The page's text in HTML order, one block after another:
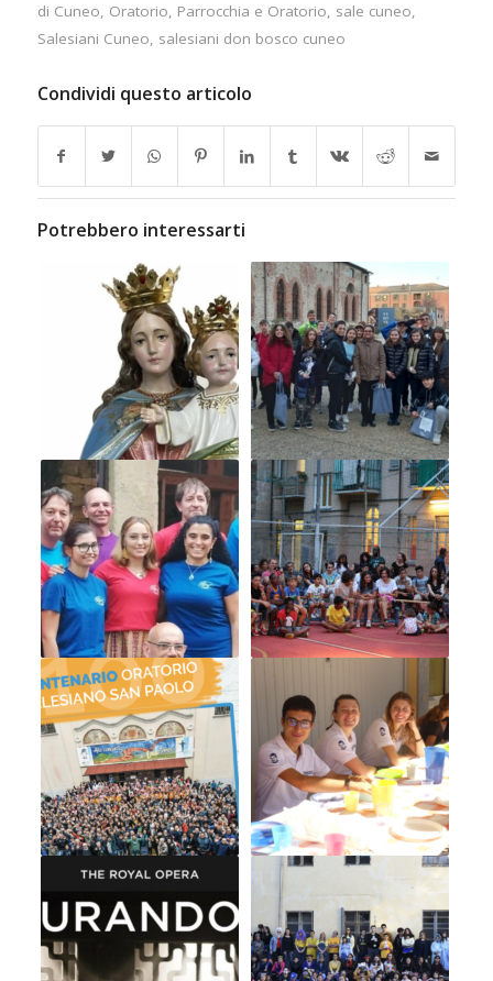
di Cuneo, Oratorio, Parrocchia e Oratorio, sale cuneo,
Salesiani Cuneo, salesiani don bosco cuneo
Condividi questo articolo
Potrebbero interessarti